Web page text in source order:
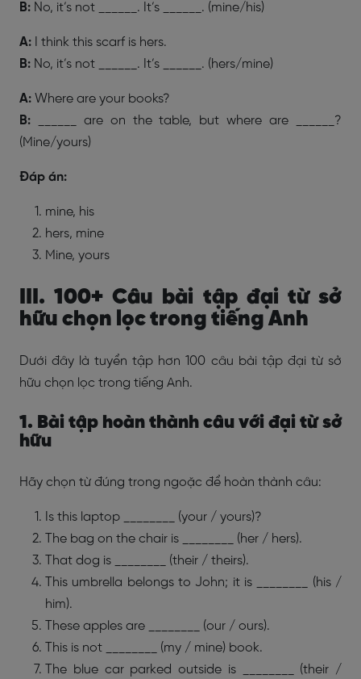
B: No, it’s not ______. It’s ______. (mine/his)
A: I think this scarf is hers.
B: No, it’s not ______. It’s ______. (hers/mine)
A: Where are your books?
B: ______ are on the table, but where are ______?
(Mine/yours)
Đáp án:
mine, his
hers, mine
Mine, yours
III. 100+ Câu bài tập đại từ sở
hữu chọn lọc trong tiếng Anh
Dưới đây là tuyển tập hơn 100 câu bài tập đại từ sở
hữu chọn lọc trong tiếng Anh.
1. Bài tập hoàn thành câu với đại từ sở
hữu
Hãy chọn từ đúng trong ngoặc để hoàn thành câu:
Is this laptop ________ (your / yours)?
The bag on the chair is ________ (her / hers).
That dog is ________ (their / theirs).
This umbrella belongs to John; it is ________ (his /
him).
These apples are ________ (our / ours).
This is not ________ (my / mine) book.
The blue car parked outside is ________ (their /